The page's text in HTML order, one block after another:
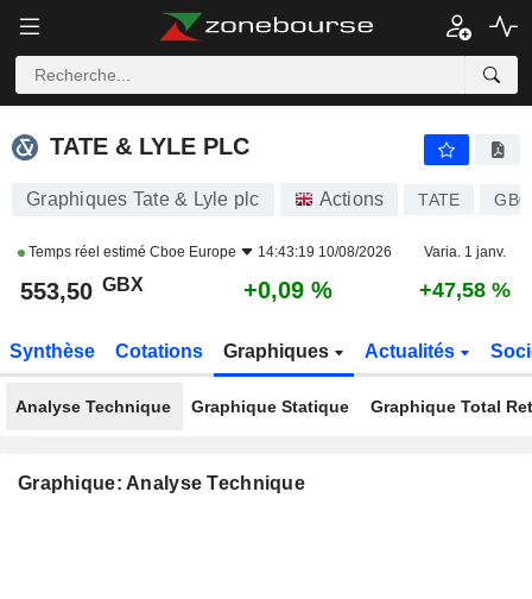
TATE & LYLE PLC
TATE & LYLE PLC
Graphiques Tate & Lyle plc Actions TATE
Temps réel estimé Cboe Europe 14:43:19 10/08/2026 Varia. 1 janv.
553,50 GBX +0,09 % +47,58 %
Synthèse Cotations Graphiques Actualités
Analyse Technique Graphique Statique Graphique Total
Graphique: Analyse Technique